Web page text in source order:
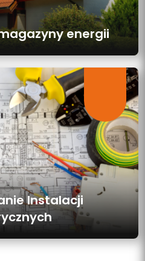
energii
Instalacji